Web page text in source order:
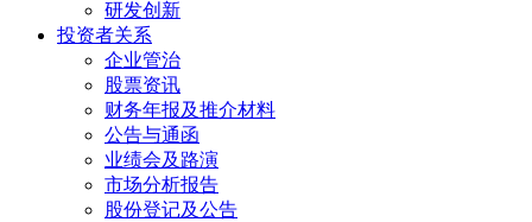
研发创新
投资者关系
企业管治
股票资讯
财务年报及推介材料
公告与通函
业绩会及路演
市场分析报告
股份登记及公告